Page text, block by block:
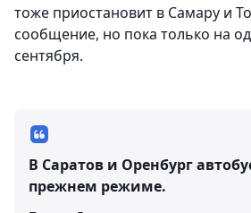
тоже приостановит в Самару и
сообщение, но пока только на
сентября.
В Саратов и Оренбург
прежнем режиме.